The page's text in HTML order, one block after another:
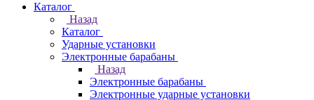
Каталог
Назад
Каталог
Ударные установки
Электронные барабаны
Назад
Электронные барабаны
Электронные ударные установки